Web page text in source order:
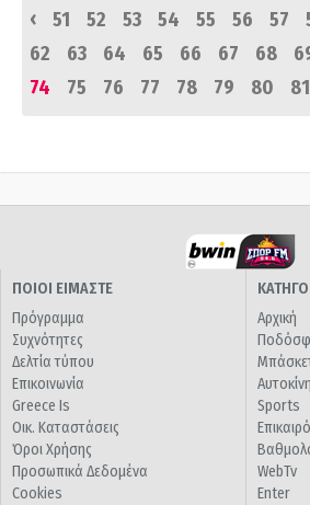
‹
51 52 53 54 55 56 57
62
63 64 65 66 67 68
74
75 76 77 78 79 80 81
ΠΟΙΟΙ ΕΙΜΑΣΤΕ
Πρόγραμμα
Συχνότητες
Δελτία τύπου
Επικοινωνία
Greece Is
Οικ. Καταστάσεις
Όροι Χρήσης
Προσωπικά Δεδομένα
Cookies
Αρχική
Sports
WebTv
Enter